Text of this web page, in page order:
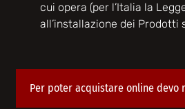
cui opera (per l’Italia la
all’installazione dei Prodotti
Per poter acquistare online devo